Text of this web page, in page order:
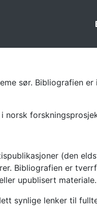
sør. Bibliografien
norsk
(den
Bibliografien er
upublisert materiale.
synlige lenker til